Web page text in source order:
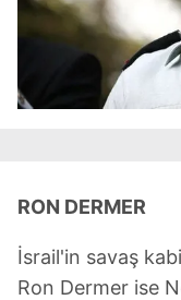
RON DERMER
İsrail'in savaş
Ron Dermer ise